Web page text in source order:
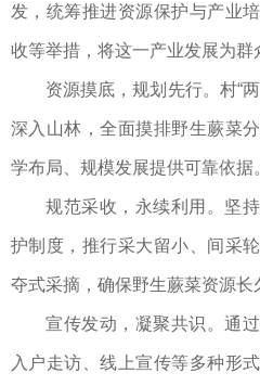
发，统筹推进资源保护与产业
收等举措，将这一产业发展为群
资源摸底，规划先行。村“
深入山林，全面摸排野生蕨菜
学布局、规模发展提供可靠依据
规范采收，永续利用。坚
护制度，推行采大留小、间采
夺式采摘，确保野生蕨菜资源长
宣传发动，凝聚共识。通
入户走访、线上宣传等多种形